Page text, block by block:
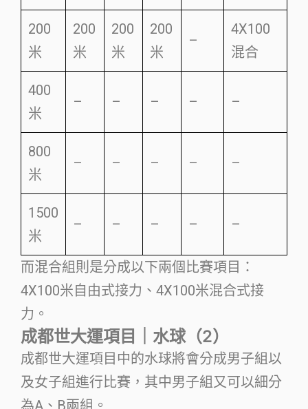
200
米
200
米
200
米
200
米
–
4X100
混合
400
米
– – – – –
800
米
– – – – –
1500
米
– – – – –
而混合組則是分成以下兩個比賽項目：
4X100米自由式接力、4X100米混合式接
力。
成都世大運項目｜水球（2）
成都世大運項目中的水球將會分成男子組以
及女子組進行比賽，其中男子組又可以細分
為A、B兩組。